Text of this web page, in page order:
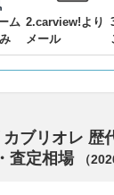
ム 2.carview!より
メール
ブリオレ 歴
査定相場
（